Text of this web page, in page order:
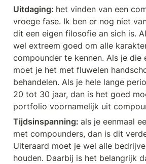
Uitdaging: het vinden van een
vroege fase. Ik ben er nog niet
dit een eigen filosofie an sich is.
wel extreem goed om alle
compounder te kennen. Als je die
moet je het met fluwelen
behandelen. Als je hele lange
20 tot 30 jaar, dan is het goed
portfolio voornamelijk uit
Tijdsinspanning: als je eenmaal
met compounders, dan is dit
Uiteraard moet je wel alle
houden. Daarbij is het belangrijk